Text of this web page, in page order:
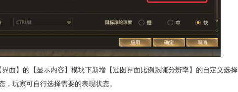
面】的【显示内容】模块下新增【过图界面比例跟随分辨率】的自定义选择
玩家可自行选择需要的表现状态。